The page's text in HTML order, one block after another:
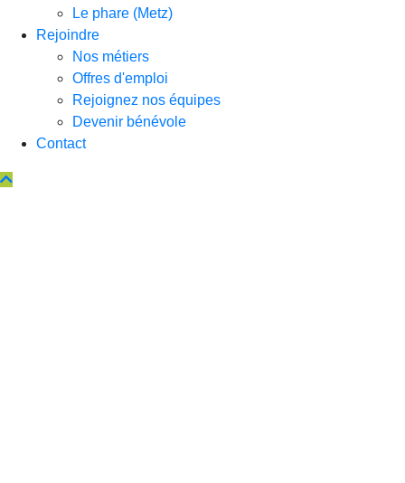
Le phare (Metz)
Rejoindre
Nos métiers
Offres d'emploi
Rejoignez nos équipes
Devenir bénévole
Contact